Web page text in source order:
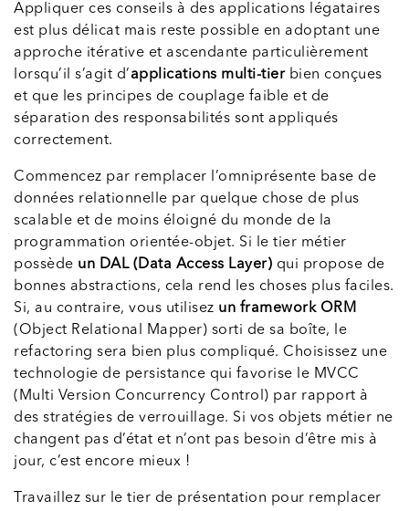
Appliquer ces conseils à des applications légataires
est plus délicat mais reste possible en adoptant une
approche itérative et ascendante particulièrement
lorsqu’il s’agit d’applications multi-tierbien conçues
et que les principes de couplage faible et de
séparation des responsabilités sont appliqués
correctement.
Commencez par remplacer l’omniprésente base de
données relationnelle par quelque chose de plus
scalable et de moins éloigné du monde de la
programmation orientée-objet. Si le tier métier
possède un DAL (Data Access Layer) qui propose de
bonnes abstractions, cela rend les choses plus faciles.
Si, au contraire, vous utilisez un framework ORM
(Object Relational Mapper) sorti de sa boîte, le
refactoring sera bien plus compliqué. Choisissez une
technologie de persistance qui favorise le MVCC
(Multi Version Concurrency Control) par rapport à
des stratégies de verrouillage. Si vos objets métier ne
changent pas d’état et n’ont pas besoin d’être mis à
jour, c’est encore mieux !
Travaillez sur le tier de présentation pour remplacer